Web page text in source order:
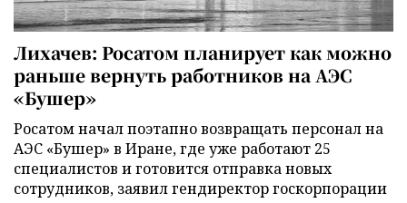
Лихачев: Росатом планирует как можно
раньше вернуть работников на АЭС
«Бушер»
Росатом начал поэтапно возвращать персонал на
АЭС «Бушер» в Иране, где уже работают 25
специалистов и готовится отправка новых
сотрудников, заявил гендиректор госкорпорации